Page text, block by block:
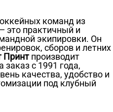
команд из
это практичный и
экипировки. Он
сборов и летних
Принт производит
с 1991 года,
качества, удобство и
под клубный